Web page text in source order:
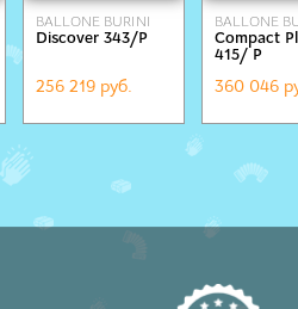
BALLONE BURINI
Discover 343/Р
256 219 руб.
BALLONE
Compact
415/ Р
360 046